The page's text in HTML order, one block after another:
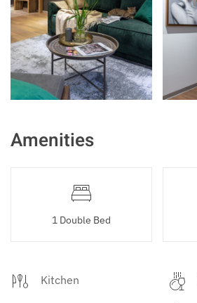
Amenities
1 Double Bed
Kitchen